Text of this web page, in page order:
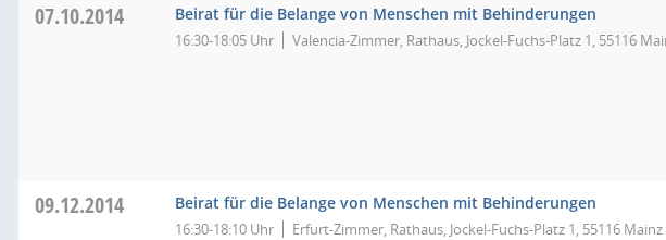
07.10.2014 Beirat für die Belange von Menschen mit Behinderungen
16:30-18:05 Uhr Valencia-Zimmer, Rathaus, Jockel-Fuchs-Platz 1, 55116
09.12.2014 Beirat für die Belange von Menschen mit Behinderungen
16:30-18:10 Uhr Erfurt-Zimmer, Rathaus, Jockel-Fuchs-Platz 1, 55116 Mainz